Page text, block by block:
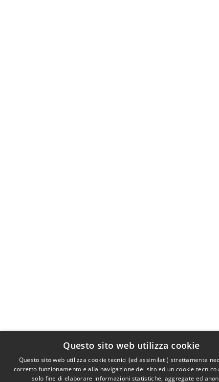
Questo sito web utilizza cookie
Questo sito web utilizza cookie tecnici (ed assimilati) strettamente
corretto funzionamento e alla navigazione del sito ed un cookie tecnico
solo fine di elaborare informazioni statistiche, aggregate ed